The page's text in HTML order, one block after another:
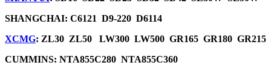
SHANGCHAI: C6121 D9-220 D6114
XCMG: ZL30 ZL50 LW300 LW500 GR165 GR180 GR215
CUMMINS: NTA855C280 NTA855C360